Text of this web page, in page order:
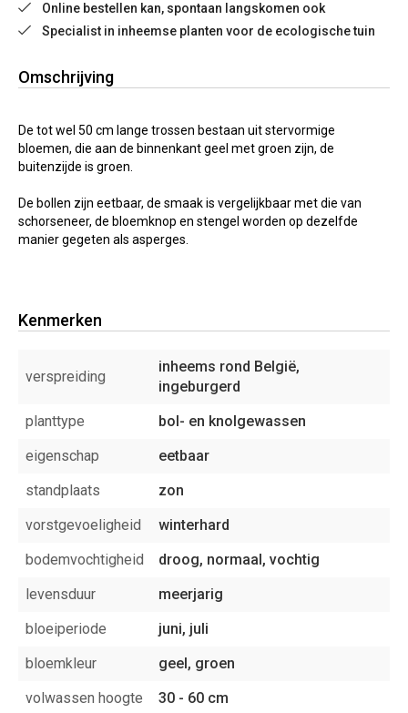
Online bestellen kan, spontaan langskomen ook
Specialist in inheemse planten voor de ecologische tuin
Omschrijving
De tot wel 50 cm lange trossen bestaan uit stervormige
bloemen, die aan de binnenkant geel met groen zijn, de
buitenzijde is groen.
De bollen zijn eetbaar, de smaak is vergelijkbaar met die van
schorseneer, de bloemknop en stengel worden op dezelfde
manier gegeten als asperges.
Kenmerken
verspreiding
inheems rond België,
ingeburgerd
planttype
bol- en knolgewassen
eigenschap
eetbaar
standplaats
zon
vorstgevoeligheid
winterhard
bodemvochtigheid
droog, normaal, vochtig
levensduur
meerjarig
bloeiperiode
juni, juli
bloemkleur
geel, groen
volwassen hoogte
30 - 60 cm